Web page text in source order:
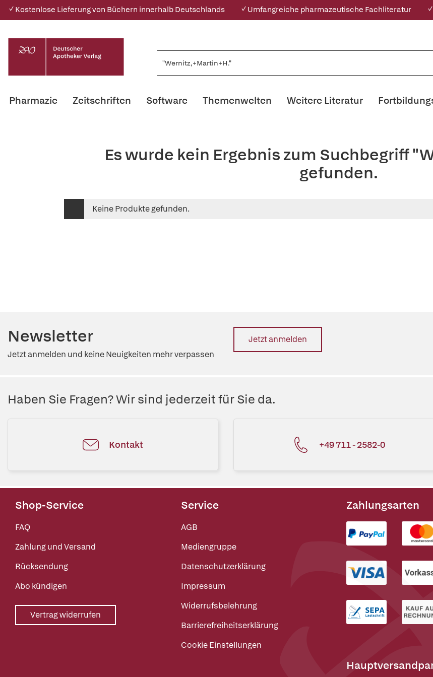
✓ Kostenlose Lieferung von Büchern innerhalb Deutschlands ✓ Umfangreiche pharmazeutische Fachliteratur
Pharmazie Zeitschriften Software Themenwelten Weitere Literatur
Es wurde kein Ergebnis zum Suchbegriff
gefunden.
Keine Produkte gefunden.
Newsletter
Jetzt anmelden und keine Neuigkeiten mehr verpassen
Jetzt anmelden
Haben Sie Fragen? Wir sind jederzeit für Sie da.
Kontakt +49 711 - 2582-0
Shop-Service
FAQ
Zahlung und Versand
Rücksendung
Abo kündigen
Vertrag widerrufen
Service
AGB
Mediengruppe
Datenschutzerklärung
Impressum
Widerrufsbelehrung
Barrierefreiheitserklärung
Cookie Einstellungen
Zahlungsarten